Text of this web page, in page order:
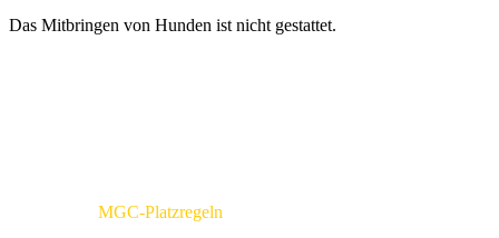
Das Mitbringen von Hunden ist nicht gestattet.
MGC-Platzregeln